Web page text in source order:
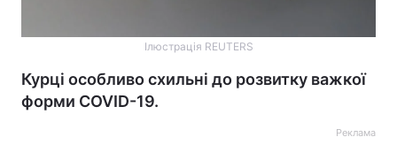
Ілюстрація REUTERS
Курці особливо схильні до розвитку важкої
форми COVID-19.
Реклама